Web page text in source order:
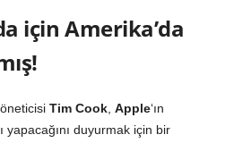
için Amerika’da
Tim Cook Apple‘ın
yapacağını duyurmak için bir